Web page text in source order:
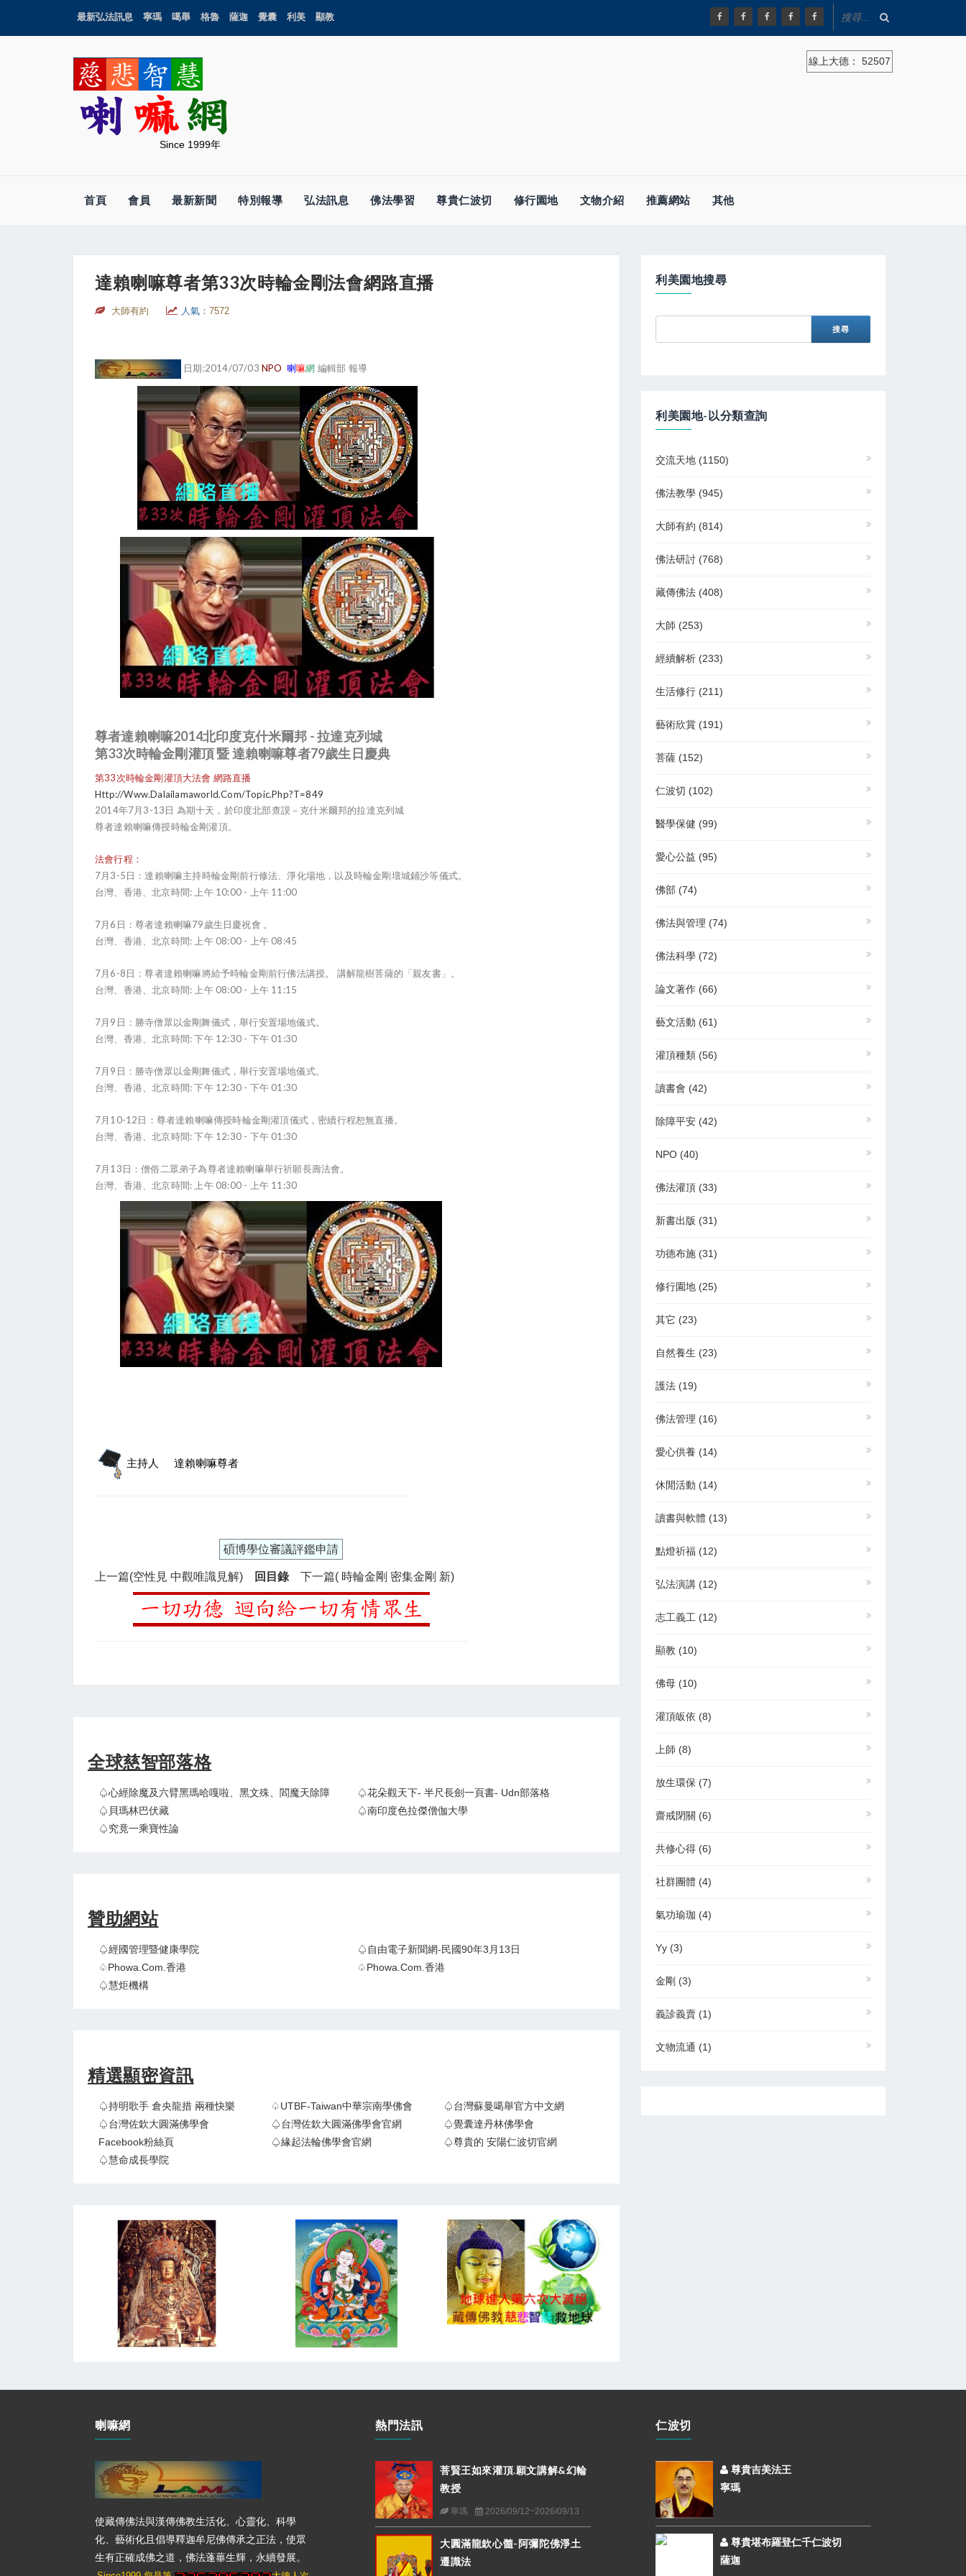
最新弘法訊息 寧瑪 噶舉 格魯 薩迦 覺囊 利美 顯教
Since 1999年
線上大德： 52507
首頁 會員 最新新聞 特別報導 弘法訊息 佛法學習 尊貴仁波切 修行園地 文物介紹 推薦網站 其他
達賴喇嘛尊者第33次時輪金剛法會網路直播
大師有約 人氣： 7572
日期:2014/07/03 NPO 喇嘛網 編輯部 報導
尊者達賴喇嘛2014北印度克什米爾邦 -拉達克列城
第33次時輪金剛灌頂暨 達賴喇嘛尊者79歲生日慶典
第33次時輪金剛灌頂大法會 網路直播
Http://www.dalailamaworld.com/topic.php?t=849
2014年7月 3-13 日 為期十天，於印度北部查謨－克什米爾邦的拉達克列城
尊者達賴喇嘛傳授時輪金剛灌頂。
法會行程：
7月 3-5 日：達賴喇嘛主持時輪金剛前行修法、淨化場地，以及時輪金剛壇城鋪沙等儀式。
台灣、香港、北京時間 : 上午10:00 - 上午 11:00
7月 6 日：尊者達賴喇嘛79 歲生日慶祝會 。
台灣、香港、北京時間 : 上午08:00 - 上午 08:45
7月 6-8 日：尊者達賴喇嘛將給予時輪金剛前行佛法講授。
講解龍樹菩薩的「親友書」。
台灣、香港、北京時間 : 上午08:00 - 上午 11:15
7月 9 日：勝寺僧眾以金剛舞儀式，舉行安置場地儀式。
台灣、香港、北京時間 :下午12:30 - 下午 01:30
7月 9 日：勝寺僧眾以金剛舞儀式，舉行安置場地儀式。
台灣、香港、北京時間 :下午12:30 - 下午 01:30
7月 10-12 日：尊者達賴喇嘛傳授時輪金剛灌頂儀式，密續行程恕無直播。
台灣、香港、北京時間 :下午12:30 - 下午 01:30
7月 13 日：僧俗二眾弟子為尊者達賴喇嘛舉行祈願長壽法會。
台灣、香港、北京時間 : 上午08:00 - 上午 11:30
主持人 達賴喇嘛尊者
碩博學位審議評鑑申請
上一篇(空性見 中觀唯識見解) 回目錄 下一篇( 時輪金剛 密集金剛 新)
全球慈智部落格
♤心經除魔及六臂黑瑪哈嘎啦、黑文殊、閻魔天除障
♤花朵觀天下- 半尺長劍一頁書- Udn部落格
♤貝瑪林巴伏藏
♤南印度色拉傑僧伽大學
♤究竟一乘寶性論
贊助網站
♤經國管理暨健康學院
♤自由電子新聞網-民國90年3月13日
♤Phowa.com.香港
♤Phowa.com.香港
♤慧炬機構
精選顯密資訊
♤持明歌手 倉央龍措 兩種快樂 ♤UTBF-Taiwan中華宗南學佛會
♤台灣蘇曼噶舉官方中文網
♤台灣佐欽大圓滿佛學會
Facebook粉絲頁
♤台灣佐欽大圓滿佛學會官網
♤覺囊達丹林佛學會
♤緣起法輪佛學會官網
♤尊貴的 安陽仁波切官網
♤慧命成長學院
利美園地搜尋
利美園地-以分類查詢
交流天地 (1150)
佛法教學 (945)
大師有約 (814)
佛法研討 (768)
藏傳佛法 (408)
大師 (253)
經續解析 (233)
生活修行 (211)
藝術欣賞 (191)
菩薩 (152)
仁波切 (102)
醫學保健 (99)
愛心公益 (95)
佛部 (74)
佛法與管理 (74)
佛法科學 (72)
論文著作 (66)
藝文活動 (61)
灌頂種類 (56)
讀書會 (42)
除障平安 (42)
NPO (40)
佛法灌頂 (33)
新書出版 (31)
功德布施 (31)
修行園地 (25)
其它 (23)
自然養生 (23)
護法 (19)
佛法管理 (16)
愛心供養 (14)
休閒活動 (14)
讀書與軟體 (13)
點燈祈福 (12)
弘法演講 (12)
志工義工 (12)
顯教 (10)
佛母 (10)
灌頂皈依 (8)
上師 (8)
放生環保 (7)
齋戒閉關 (6)
共修心得 (6)
社群團體 (4)
氣功瑜珈 (4)
Yy (3)
金剛 (3)
義診義賣 (1)
文物流通 (1)
喇嘛網
使藏傳佛法與漢傳佛教生活化、心靈化、科學
化、藝術化且倡導釋迦牟尼佛傳承之正法，使眾
生有正確成佛之道，佛法蓬蓽生輝，永續發展。
熱門法訊
菩賢王如來灌頂.願文講解&幻輪
教授
寧瑪 2026/09/12~2026/09/13
大圓滿龍欽心髓-阿彌陀佛淨土
遷識法
仁波切
尊貴吉美法王
寧瑪
尊貴堪布羅登仁千仁波切
薩迦